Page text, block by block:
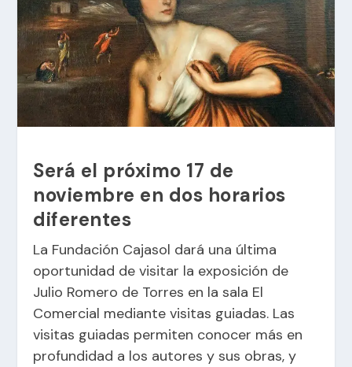
Será el próximo 17 de
noviembre en dos horarios
diferentes
La Fundación Cajasol dará una última
oportunidad de visitar la exposición de
Julio Romero de Torres en la sala El
Comercial mediante visitas guiadas. Las
visitas guiadas permiten conocer más en
profundidad a los autores y sus obras, y